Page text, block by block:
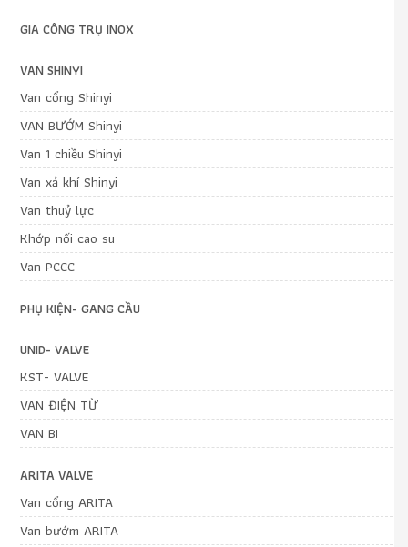
GIA CÔNG TRỤ INOX
VAN SHINYI
Van cổng Shinyi
VAN BƯỚM Shinyi
Van 1 chiều Shinyi
Van xả khí Shinyi
Van thuỷ lực
Khớp nối cao su
Van PCCC
PHỤ KIỆN- GANG CẦU
UNID- VALVE
KST- VALVE
VAN ĐIỆN TỪ
VAN BI
ARITA VALVE
Van cổng ARITA
Van bướm ARITA